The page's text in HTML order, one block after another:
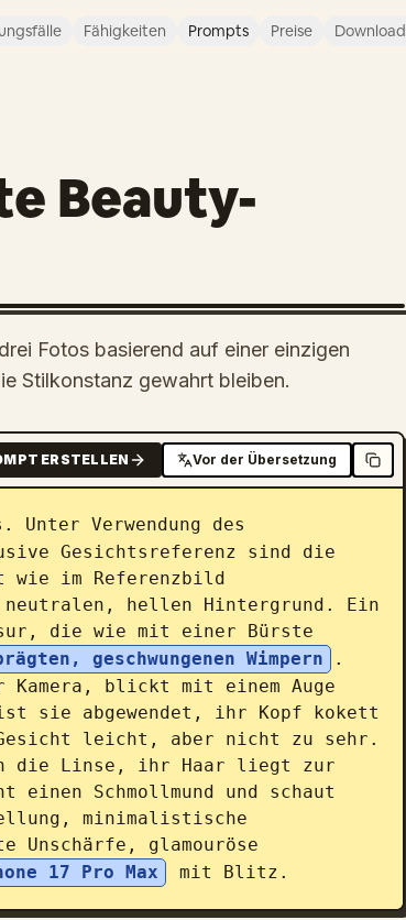
Fähigkeiten Prompts Preise Download
Beauty-
Fotos basierend auf einer einzigen
Stilkonstanz gewahrt bleiben.
ERSTELLEN Vor der Übersetzung
Unter Verwendung des
Gesichtsreferenz sind die
wie im Referenzbild
hellen Hintergrund. Ein
die wie mit einer Bürste
geschwungenen Wimpern
.
blickt mit einem Auge
sie abgewendet, ihr Kopf kokett
leicht, aber nicht zu sehr.
die Linse, ihr Haar liegt zur
Schmollmund und schaut
minimalistische
glamouröse
17 Pro Max mit Blitz.